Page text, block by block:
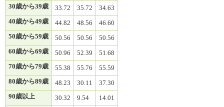
30歳から39歳
33.72 35.72
34.63
40歳から49歳
44.82 48.56
46.60
50歳から59歳
50.56 50.56
50.56
60歳から69歳
50.96 52.39
51.68
70歳から79歳
55.38 55.76
55.59
80歳から89歳
48.23 30.11
37.30
90歳以上
30.32 9.54
14.01